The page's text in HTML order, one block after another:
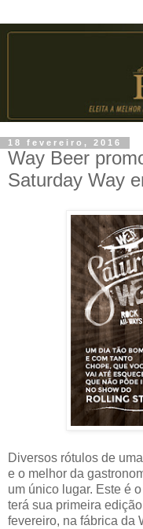
18 fevereiro, 2016
Way Beer
Saturday Way
Diversos rótulos de
e o melhor da
um único lugar. Este é
terá sua primeira
fevereiro, na fábrica da